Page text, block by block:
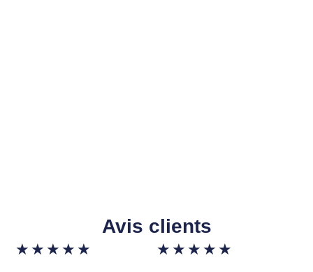
Avis clients
★ ★ ★ ★ ★ ★ ★ ★ ★ ★